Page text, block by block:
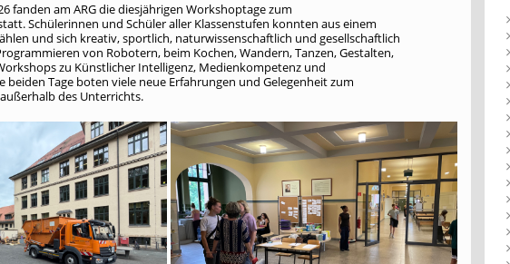
fanden am ARG die diesjährigen Workshoptage zum
Schülerinnen und Schüler aller Klassenstufen konnten aus einem
und sich kreativ, sportlich, naturwissenschaftlich und gesellschaftlich
von Robotern, beim Kochen, Wandern, Tanzen, Gestalten,
zu Künstlicher Intelligenz, Medienkompetenz und
beiden Tage boten viele neue Erfahrungen und Gelegenheit zum
des Unterrichts.